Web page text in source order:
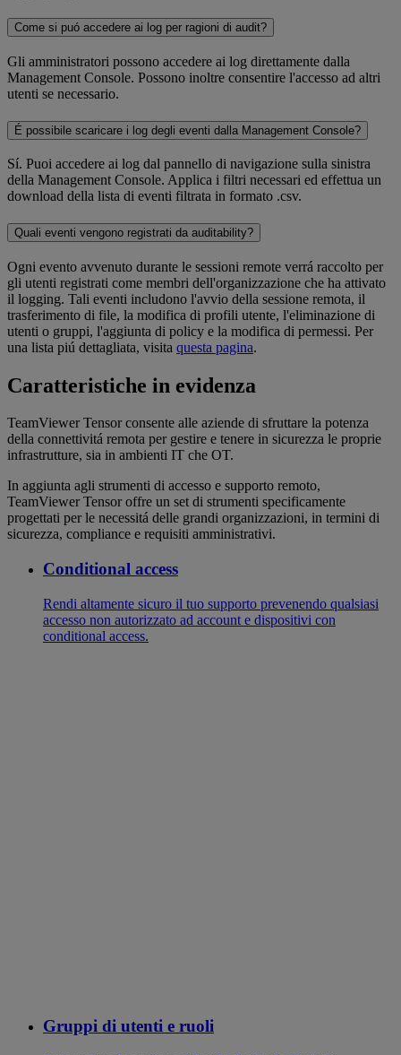
Come si puó accedere ai log per ragioni di audit?
Gli amministratori possono accedere ai log direttamente dalla
Management Console. Possono inoltre consentire l'accesso ad altri
utenti se necessario.
É possibile scaricare i log degli eventi dalla Management Console?
Sí. Puoi accedere ai log dal pannello di navigazione sulla sinistra
della Management Console. Applica i filtri necessari ed effettua un
download della lista di eventi filtrata in formato .csv.
Quali eventi vengono registrati da auditability?
Ogni evento avvenuto durante le sessioni remote verrá raccolto per
gli utenti registrati come membri dell'organizzazione che ha attivato
il logging. Tali eventi includono l'avvio della sessione remota, il
trasferimento di file, la modifica di profili utente, l'eliminazione di
utenti o gruppi, l'aggiunta di policy e la modifica di permessi. Per
una lista piú dettagliata, visita questa pagina.
Caratteristiche in evidenza
TeamViewer Tensor consente alle aziende di sfruttare la potenza
della connettivitá remota per gestire e tenere in sicurezza le proprie
infrastrutture, sia in ambienti IT che OT.
In aggiunta agli strumenti di accesso e supporto remoto,
TeamViewer Tensor offre un set di strumenti specificamente
progettati per le necessitá delle grandi organizzazioni, in termini di
sicurezza, compliance e requisiti amministrativi.
Conditional access
Rendi altamente sicuro il tuo supporto prevenendo qualsiasi
accesso non autorizzato ad account e dispositivi con
conditional access.
Gruppi di utenti e ruoli